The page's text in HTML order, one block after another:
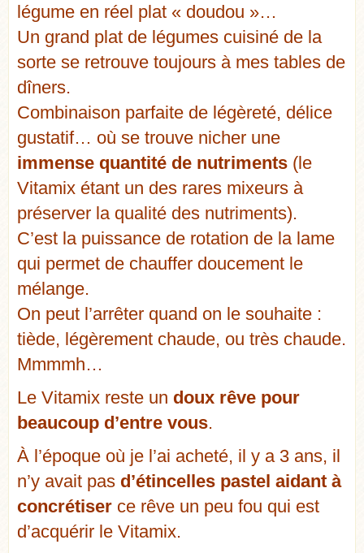
légume en réel plat « doudou »…
Un grand plat de légumes cuisiné de la
sorte se retrouve toujours à mes tables de
dîners.
Combinaison parfaite de légèreté, délice
gustatif… où se trouve nicher une
immense quantité de nutriments (le
Vitamix étant un des rares mixeurs à
préserver la qualité des nutriments).
C’est la puissance de rotation de la lame
qui permet de chauffer doucement le
mélange.
On peut l’arrêter quand on le souhaite :
tiède, légèrement chaude, ou très chaude.
Mmmmh…
Le Vitamix reste un doux rêve pour
beaucoup d’entre vous.
À l’époque où je l’ai acheté, il y a 3 ans, il
n’y avait pas d’étincelles pastel aidant à
concrétiser ce rêve un peu fou qui est
d’acquérir le Vitamix.